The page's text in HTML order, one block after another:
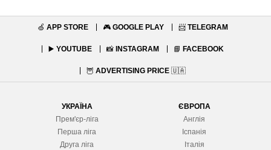
🍏 APP STORE 🎮 GOOGLE PLAY 📨 TELEGRAM
▶️ YOUTUBE 📸 INSTAGRAM 📘 FACEBOOK
🦉 ADVERTISING PRICE 🇺🇦
УКРАЇНА
Прем'єр-ліга
Перша ліга
Друга ліга
ЄВРОПА
Англія
Іспанія
Італія